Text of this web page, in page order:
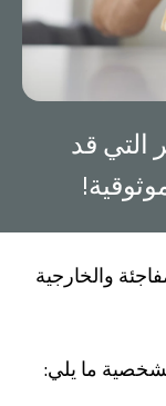
التي قد
والخارجية
ما يلي: